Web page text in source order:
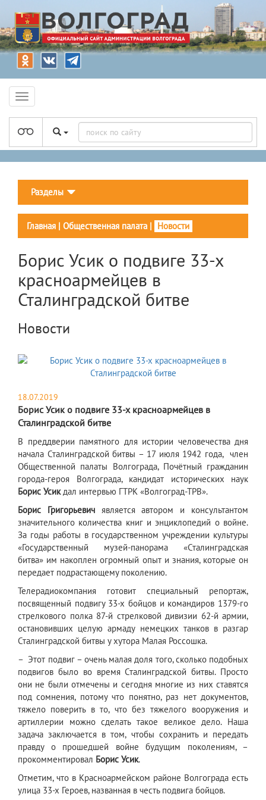
Разделы
Главная | Общественная палата | Новости
Борис Усик о подвиге 33-х
красноармейцев в
Сталинградской битве
Новости
18.07.2019
Борис Усик о подвиге 33-х красноармейцев в
Сталинградской битве
​В преддверии памятного для истории человечества дня
начала Сталинградской битвы – 17 июля 1942 года, член
Общественной палаты Волгограда, Почётный гражданин
города-героя Волгограда, кандидат исторических наук
Борис Усикдал интервью ГТРК «Волгоград-ТРВ».
Борис Григорьевичявляется автором и консультантом
значительного количества книг и энциклопедий о войне.
За годы работы в государственном учреждении культуры
«Государственный музей-панорама «Сталинградская
битва» им накоплен огромный опыт и знания, которые он
передает подрастающему поколению.
Телерадиокомпания готовит специальный репортаж,
посвященный подвигу 33-х бойцов и командиров 1379-го
стрелкового полка 87-й стрелковой дивизии 62-й армии,
остановивших целую армаду немецких танков в разгар
Сталинградской битвы у хутора Малая Россошка.
– Этот подвиг – очень малая доля того, сколько подобных
подвигов было во время Сталинградской битвы. Просто
они не были отмечены и сегодня многие из них ставятся
под сомнения, потому что понятно, раз нет документов,
тяжело поверить в то, что без тяжелого вооружения и
артиллерии можно сделать такое великое дело. Наша
задача заключается в том, чтобы сохранить и передать
правду о прошедшей войне будущим поколениям, –
прокомментировал Борис Усик.
Отметим, что в Красноармейском районе Волгограда есть
улица 33-х Героев, названная в честь подвига бойцов.